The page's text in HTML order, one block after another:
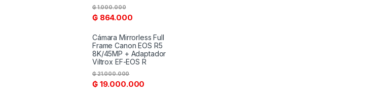
₲864.000
₲1.000.000
Cámara Mirrorless Full
Frame Canon EOS R5
8K/45MP + Adaptador
Viltrox EF-EOS R
₲19.000.000
₲21.000.000